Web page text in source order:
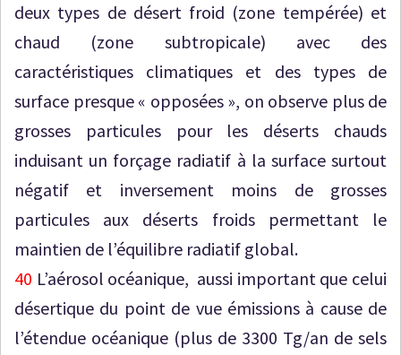
deux types de désert froid (zone tempérée) et
chaud (zone subtropicale) avec des
caractéristiques climatiques et des types de
surface presque « opposées », on observe plus de
grosses particules pour les déserts chauds
induisant un forçage radiatif à la surface surtout
négatif et inversement moins de grosses
particules aux déserts froids permettant le
maintien de l’équilibre radiatif global.
40 L’aérosol océanique, aussi important que celui
désertique du point de vue émissions à cause de
l’étendue océanique (plus de 3300 Tg/an de sels